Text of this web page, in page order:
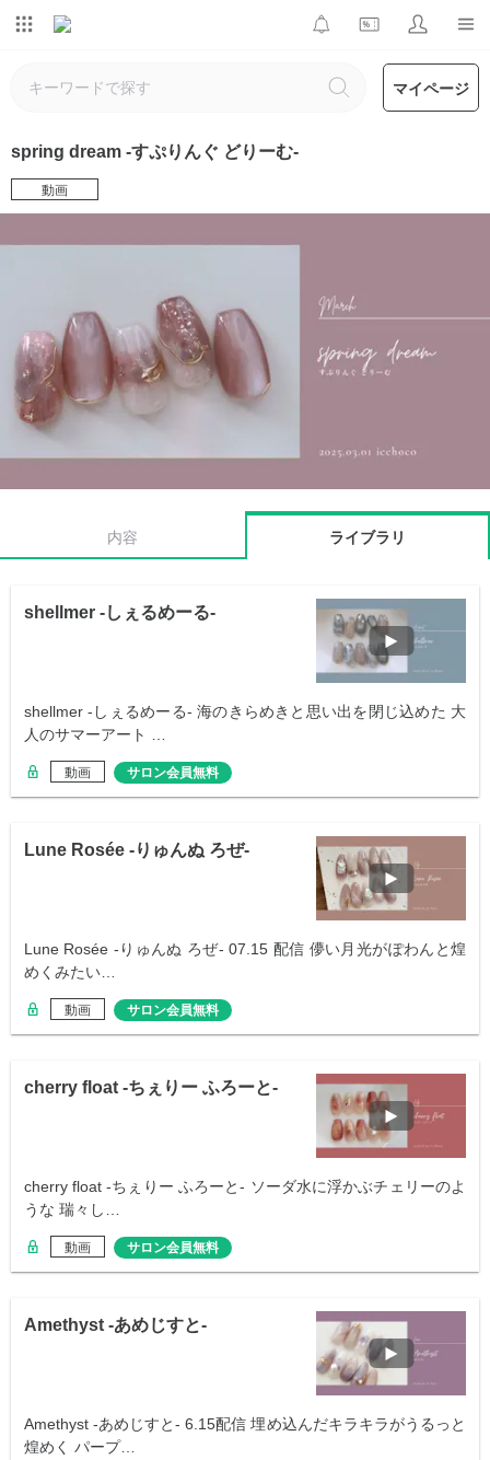
マイページ
spring dream -すぷりんぐ どりーむ-
動画
内容 ライブラリ
shellmer -しぇるめーる-
shellmer -しぇるめーる- 海のきらめきと思い出を閉じ込めた 大
人のサマーアート …
動画 サロン会員無料
Lune Rosée -りゅんぬ ろぜ-
Lune Rosée -りゅんぬ ろぜ- 07.15 配信 儚い月光がぽわんと煌
めくみたい…
動画 サロン会員無料
cherry float -ちぇりー ふろーと-
cherry float -ちぇりー ふろーと- ソーダ水に浮かぶチェリーのよ
うな 瑞々し…
動画 サロン会員無料
Amethyst -あめじすと-
Amethyst -あめじすと- 6.15配信 埋め込んだキラキラがうるっと
煌めく パープ…